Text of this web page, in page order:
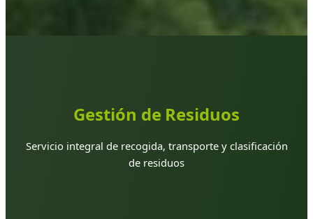
Gestión de Residuos
Servicio integral de recogida, transporte y clasificación
de residuos